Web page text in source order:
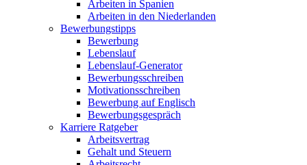
Arbeiten in Spanien
Arbeiten in den Niederlanden
Bewerbungstipps
Bewerbung
Lebenslauf
Lebenslauf-Generator
Bewerbungsschreiben
Motivationsschreiben
Bewerbung auf Englisch
Bewerbungsgespräch
Karriere Ratgeber
Arbeitsvertrag
Gehalt und Steuern